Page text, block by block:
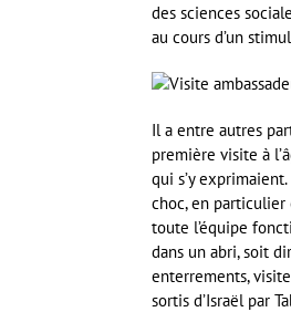
des sciences
au cours d’un
Il a entre autres
première visite à
qui s’y
choc, en particulier
toute l’équipe
dans un abri, soit
enterrements,
sortis d’Israël par